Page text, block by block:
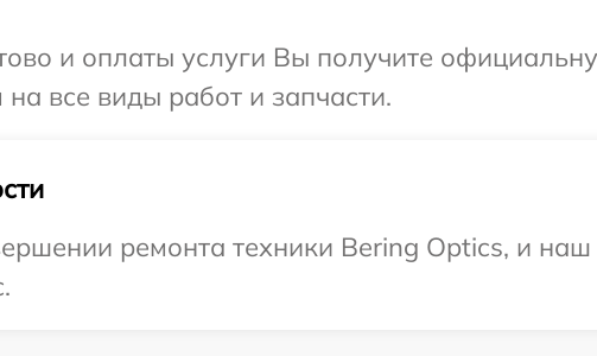
и оплаты услуги Вы получите
все виды работ и запчасти.
ремонта техники Bering Optics, и наш